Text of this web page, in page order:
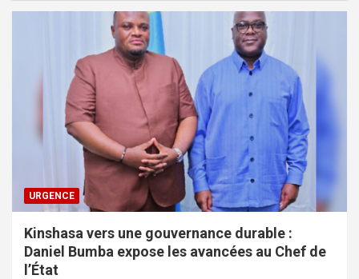
URGENCE
Kinshasa vers une gouvernance durable :
Daniel Bumba expose les avancées au Chef de
l’État